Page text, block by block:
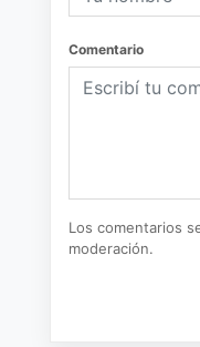
Comentario
Los comentarios
moderación.